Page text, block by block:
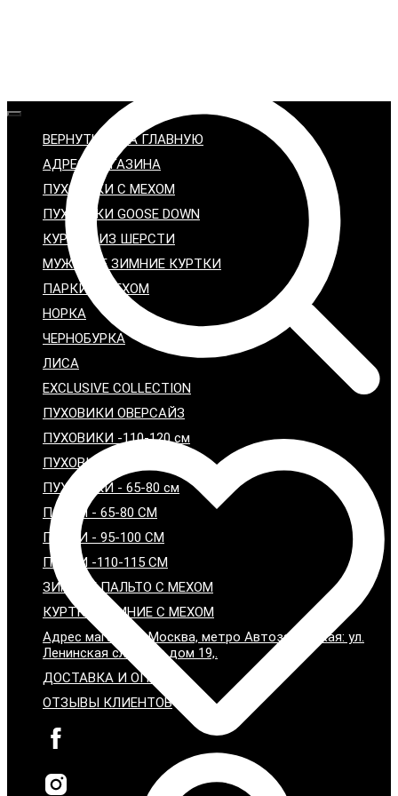
ВЕРНУТЬСЯ НА ГЛАВНУЮ
АДРЕС МАГАЗИНА
ПУХОВИКИ С МЕХОМ
ПУХОВИКИ GOOSE DOWN
КУРТКИ ИЗ ШЕРСТИ
МУЖСКИЕ ЗИМНИЕ КУРТКИ
ПАРКИ С МЕХОМ
НОРКА
ЧЕРНОБУРКА
ЛИСА
EXCLUSIVE COLLECTION
ПУХОВИКИ ОВЕРСАЙЗ
ПУХОВИКИ -110-120 см
ПУХОВИКИ - 95-100 см
ПУХОВИКИ - 65-80 см
ПАРКИ - 65-80 СМ
ПАРКИ - 95-100 СМ
ПАРКИ -110-115 СМ
ЗИМНИЕ ПАЛЬТО С МЕХОМ
КУРТКИ ЗИМНИЕ С МЕХОМ
Адрес магазина: Москва, метро Автозаводская: ул.
Ленинская слобода дом 19,.
ДОСТАВКА И ОПЛАТА
ОТЗЫВЫ КЛИЕНТОВ